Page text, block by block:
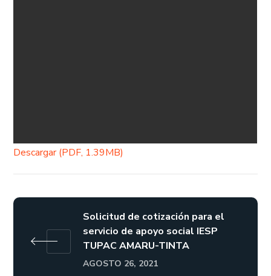
Descargar (PDF, 1.39MB)
Solicitud de cotización para el
servicio de apoyo social IESP
TUPAC AMARU-TINTA
AGOSTO 26, 2021